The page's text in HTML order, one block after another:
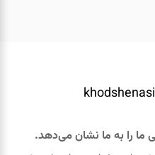
ما را به ما نشان می‌دهد.